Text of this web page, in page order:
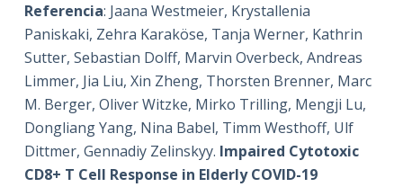
Referencia: Jaana Westmeier, Krystallenia
Paniskaki, Zehra Karaköse, Tanja Werner, Kathrin
Sutter, Sebastian Dolff, Marvin Overbeck, Andreas
Limmer, Jia Liu, Xin Zheng, Thorsten Brenner, Marc
M. Berger, Oliver Witzke, Mirko Trilling, Mengji Lu,
Dongliang Yang, Nina Babel, Timm Westhoff, Ulf
Dittmer, Gennadiy Zelinskyy. Impaired Cytotoxic
CD8+ T Cell Response in Elderly COVID-19